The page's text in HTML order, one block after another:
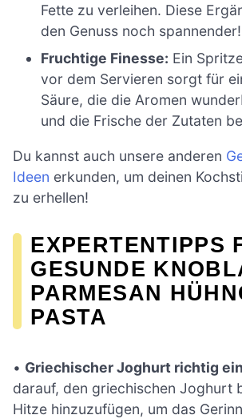
Fette zu verleihen. Diese
den Genuss noch spannender!
Fruchtige Finesse: Ein
vor dem Servieren sorgt für
Säure, die die Aromen
und die Frische der Zutaten
Du kannst auch unsere anderen
Ideen erkunden, um deinen
zu erhellen!
EXPERTENTIPPS
GESUNDE
PARMESAN
PASTA
• Griechischer Joghurt richtig
darauf, den griechischen Joghurt
Hitze hinzuzufügen, um das